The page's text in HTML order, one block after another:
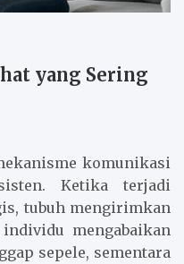
yang Sering
komunikasi
Ketika terjadi
tubuh mengirimkan
mengabaikan
sepele, sementara